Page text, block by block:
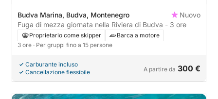
Budva Marina, Budva, Montenegro
Nuovo
Fuga di mezza giornata nella Riviera di Budva - 3 ore
Proprietario come skipper
Barca a motore
3 ore · Per gruppi fino a 15 persone
Carburante incluso
Cancellazione flessibile
A partire da 300 €